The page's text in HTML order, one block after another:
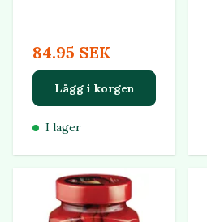
84.95 SEK
Lägg i korgen
I lager